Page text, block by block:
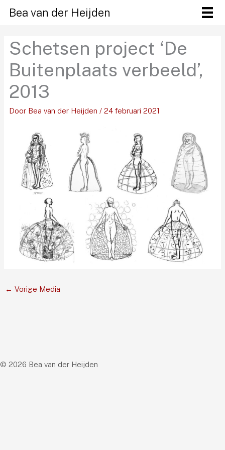
naar
inhoud
Bea van der Heijden
Schetsen project ‘De
Buitenplaats verbeeld’,
2013
Door Bea van der Heijden / 24 februari 2021
← Vorige Media
© 2026 Bea van der Heijden